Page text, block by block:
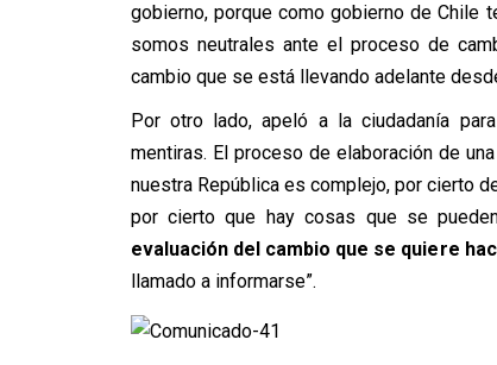
gobierno, porque como gobierno de Chile
somos neutrales ante el proceso de
cambio que se está llevando adelante
Por otro lado, apeló a la ciudadanía
mentiras. El proceso de elaboración de
nuestra República es complejo, por cierto
por cierto que hay cosas que se
evaluación del cambio que se quiere
llamado a informarse”.